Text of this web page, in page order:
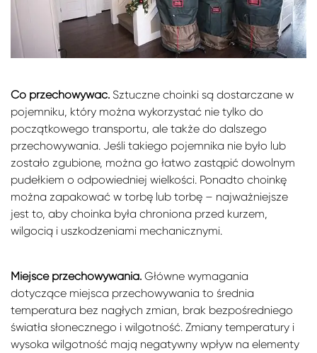
Co przechowywać. Sztuczne choinki są dostarczane w
pojemniku, który można wykorzystać nie tylko do
początkowego transportu, ale także do dalszego
przechowywania. Jeśli takiego pojemnika nie było lub
zostało zgubione, można go łatwo zastąpić dowolnym
pudełkiem o odpowiedniej wielkości. Ponadto choinkę
można zapakować w torbę lub torbę – najważniejsze
jest to, aby choinka była chroniona przed kurzem,
wilgocią i uszkodzeniami mechanicznymi.
Miejsce przechowywania. Główne wymagania
dotyczące miejsca przechowywania to średnia
temperatura bez nagłych zmian, brak bezpośredniego
światła słonecznego i wilgotność. Zmiany temperatury i
wysoka wilgotność mają negatywny wpływ na elementy